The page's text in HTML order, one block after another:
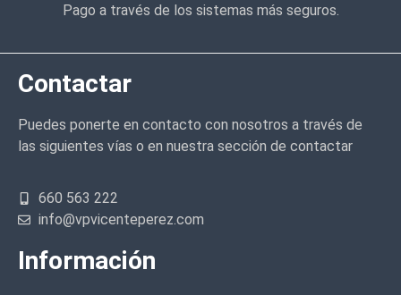
Pago a través de los sistemas más seguros.
Contactar
Puedes ponerte en contacto con nosotros a través de
las siguientes vías o en nuestra sección de contactar
660 563 222
info@vpvicenteperez.com
Información